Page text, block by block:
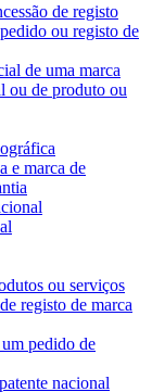
de registo
ou registo de
de uma marca
ou de produto ou
e marca de
ou serviços
registo de marca
pedido de
nacional